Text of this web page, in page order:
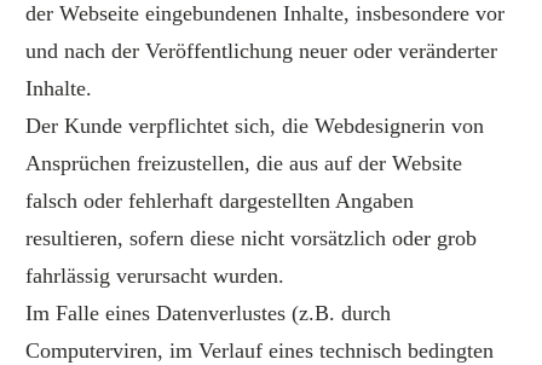
der Webseite eingebundenen Inhalte, insbesondere vor
und nach der Veröffentlichung neuer oder veränderter
Inhalte.
Der Kunde verpflichtet sich, die Webdesignerin von
Ansprüchen freizustellen, die aus auf der Website
falsch oder fehlerhaft dargestellten Angaben
resultieren, sofern diese nicht vorsätzlich oder grob
fahrlässig verursacht wurden.
Im Falle eines Datenverlustes (z.B. durch
Computerviren, im Verlauf eines technisch bedingten